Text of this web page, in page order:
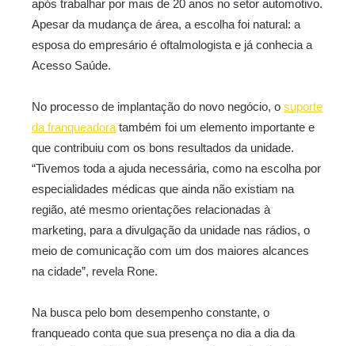
após trabalhar por mais de 20 anos no setor automotivo.
Apesar da mudança de área, a escolha foi natural: a
esposa do empresário é oftalmologista e já conhecia a
Acesso Saúde.
No processo de implantação do novo negócio, o suporte
da franqueadora também foi um elemento importante e
que contribuiu com os bons resultados da unidade.
“Tivemos toda a ajuda necessária, como na escolha por
especialidades médicas que ainda não existiam na
região, até mesmo orientações relacionadas à
marketing, para a divulgação da unidade nas rádios, o
meio de comunicação com um dos maiores alcances
na cidade”, revela Rone.
Na busca pelo bom desempenho constante, o
franqueado conta que sua presença no dia a dia da